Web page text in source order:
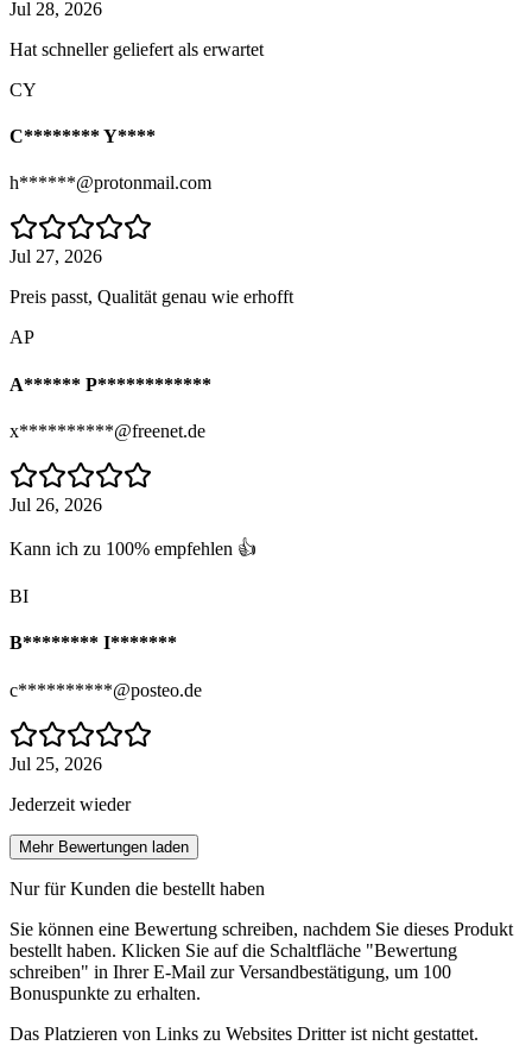
Jul 28, 2026
Hat schneller geliefert als erwartet
CY
C******** Y****
h******@protonmail.com
Jul 27, 2026
Preis passt, Qualität genau wie erhofft
AP
A****** P************
x**********@freenet.de
Jul 26, 2026
Kann ich zu 100% empfehlen 👍
BI
B******** I*******
c**********@posteo.de
Jul 25, 2026
Jederzeit wieder
Mehr Bewertungen laden
Nur für Kunden die bestellt haben
Sie können eine Bewertung schreiben, nachdem Sie dieses Produkt
bestellt haben. Klicken Sie auf die Schaltfläche "Bewertung
schreiben" in Ihrer E-Mail zur Versandbestätigung, um 100
Bonuspunkte zu erhalten.
Das Platzieren von Links zu Websites Dritter ist nicht gestattet.